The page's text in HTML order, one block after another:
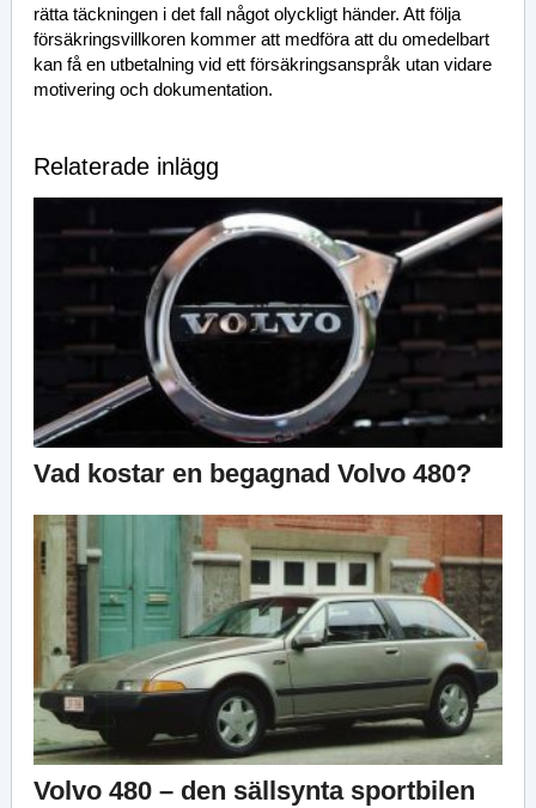
rätta täckningen i det fall något olyckligt händer. Att följa
försäkringsvillkoren kommer att medföra att du omedelbart
kan få en utbetalning vid ett försäkringsanspråk utan vidare
motivering och dokumentation.
Relaterade inlägg
Vad kostar en begagnad Volvo 480?
Volvo 480 – den sällsynta sportbilen